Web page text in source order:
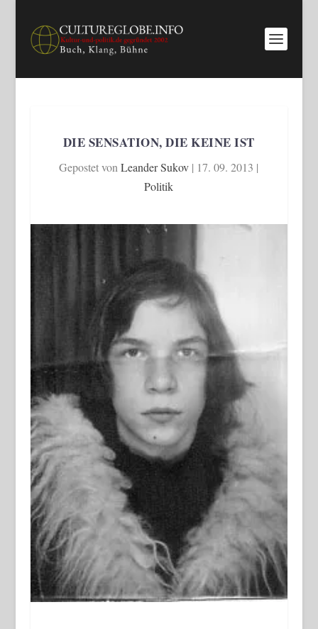
DIE SENSATION, DIE KEINE IST
Gepostet vonLeander Sukov | 17. 09. 2013 |
Politik